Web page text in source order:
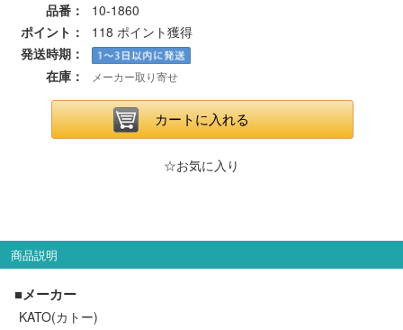
ヘルプページ
お問い合せ
ログイン/マイページ
品番：
10-1860
ポイント：
118 ポイント獲得
発送時期：
在庫：
メーカー取り寄せ
カートに入れる
☆お気に入り
商品説明
■メーカー
KATO(カトー)